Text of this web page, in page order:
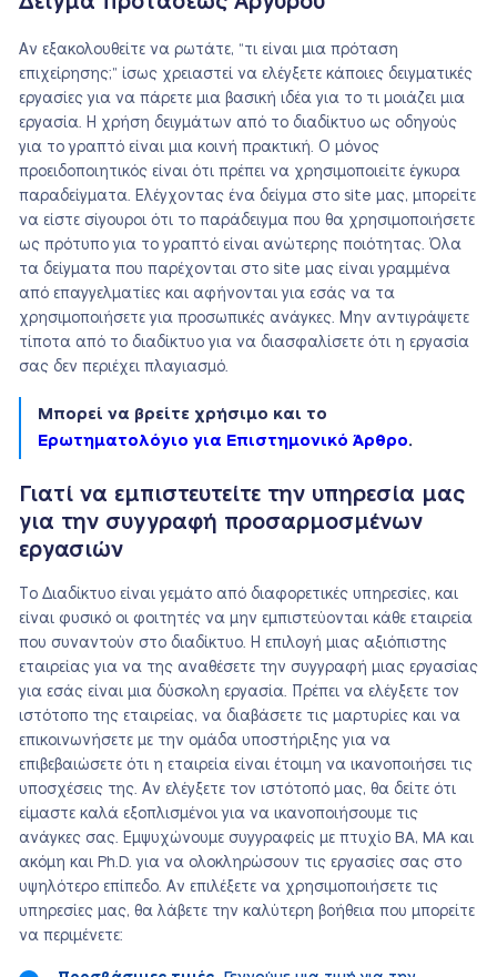
Αν εξακολουθείτε να ρωτάτε, “τι είναι μια πρόταση
επιχείρησης;” ίσως χρειαστεί να ελέγξετε κάποιες δειγματικές
εργασίες για να πάρετε μια βασική ιδέα για το τι μοιάζει μια
εργασία. Η χρήση δειγμάτων από το διαδίκτυο ως οδηγούς
για το γραπτό είναι μια κοινή πρακτική. Ο μόνος
προειδοποιητικός είναι ότι πρέπει να χρησιμοποιείτε έγκυρα
παραδείγματα. Ελέγχοντας ένα δείγμα στο site μας, μπορείτε
να είστε σίγουροι ότι το παράδειγμα που θα χρησιμοποιήσετε
ως πρότυπο για το γραπτό είναι ανώτερης ποιότητας. Όλα
τα δείγματα που παρέχονται στο site μας είναι γραμμένα
από επαγγελματίες και αφήνονται για εσάς να τα
χρησιμοποιήσετε για προσωπικές ανάγκες. Μην αντιγράψετε
τίποτα από το διαδίκτυο για να διασφαλίσετε ότι η εργασία
σας δεν περιέχει πλαγιασμό.
Μπορεί να βρείτε χρήσιμο και το
Ερωτηματολόγιο για Επιστημονικό Άρθρο.
Γιατί να εμπιστευτείτε την υπηρεσία μας
για την συγγραφή προσαρμοσμένων
εργασιών
Το Διαδίκτυο είναι γεμάτο από διαφορετικές υπηρεσίες, και
είναι φυσικό οι φοιτητές να μην εμπιστεύονται κάθε εταιρεία
που συναντούν στο διαδίκτυο. Η επιλογή μιας αξιόπιστης
εταιρείας για να της αναθέσετε την συγγραφή μιας εργασίας
για εσάς είναι μια δύσκολη εργασία. Πρέπει να ελέγξετε τον
ιστότοπο της εταιρείας, να διαβάσετε τις μαρτυρίες και να
επικοινωνήσετε με την ομάδα υποστήριξης για να
επιβεβαιώσετε ότι η εταιρεία είναι έτοιμη να ικανοποιήσει τις
υποσχέσεις της. Αν ελέγξετε τον ιστότοπό μας, θα δείτε ότι
είμαστε καλά εξοπλισμένοι για να ικανοποιήσουμε τις
ανάγκες σας. Εμψυχώνουμε συγγραφείς με πτυχίο BA, MA και
ακόμη και Ph.D. για να ολοκληρώσουν τις εργασίες σας στο
υψηλότερο επίπεδο. Αν επιλέξετε να χρησιμοποιήσετε τις
υπηρεσίες μας, θα λάβετε την καλύτερη βοήθεια που μπορείτε
να περιμένετε: